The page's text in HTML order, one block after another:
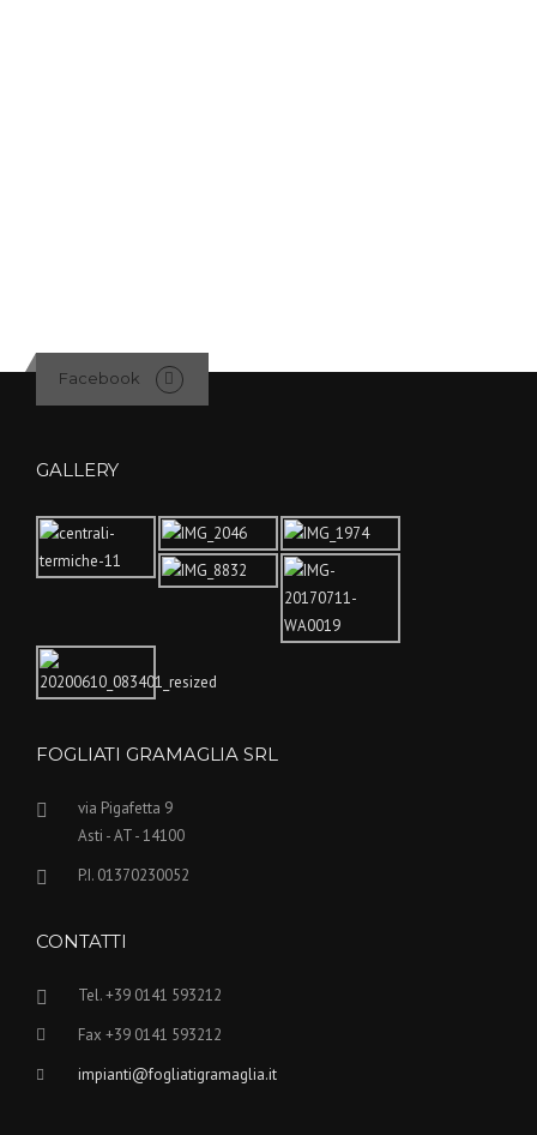
Facebook
GALLERY
FOGLIATI GRAMAGLIA SRL
via Pigafetta 9
Asti - AT - 14100
P.I. 01370230052
CONTATTI
Tel. +39 0141 593212
Fax +39 0141 593212
impianti@fogliatigramaglia.it